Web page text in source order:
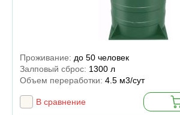
Проживание: до 50 человек
Залповый сброс: 1300 л
Объем переработки: 4.5 м3/сут
В сравнение